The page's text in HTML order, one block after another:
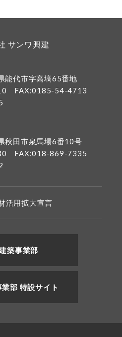
サンワ興建
能代市字高塙65番地
FAX:0185-54-4713
秋田市泉馬場6番10号
FAX:018-869-7335
活用拡大宣言
築事業部
部 特設サイト